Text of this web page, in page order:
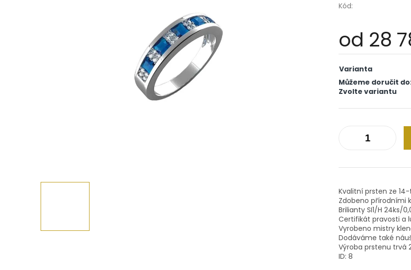
Kód:
od 28
cena:
Varianta
Můžeme doručit
Zvolte variantu
Kvalitní prsten ze
Zdobeno přírodními
Brilianty SI1/H 24ks/
Certifikát pravosti a
Vyrobeno mistry
Dodáváme také
Výroba prstenu trvá
ID: 8